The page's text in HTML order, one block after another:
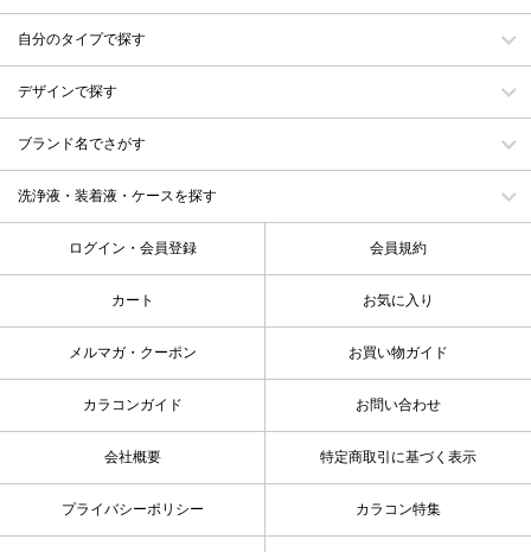
自分のタイプで探す
デザインで探す
ブランド名でさがす
洗浄液・装着液・ケースを探す
ログイン・会員登録 会員規約
カート お気に入り
メルマガ・クーポン お買い物ガイド
カラコンガイド お問い合わせ
会社概要 特定商取引に基づく表示
プライバシーポリシー カラコン特集